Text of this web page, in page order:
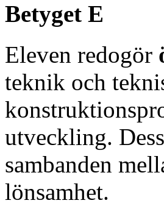
Betyget E
Eleven redogör
teknik och
utveckling.
sambanden
lönsamhet.